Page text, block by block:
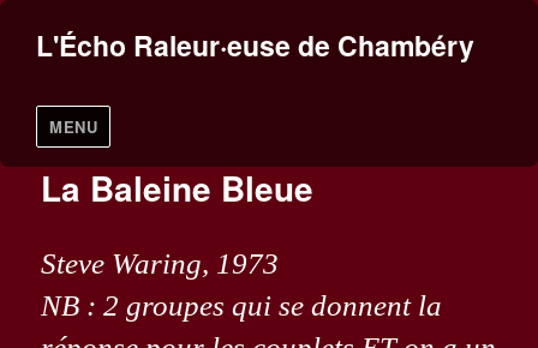
L'Écho Raleur·euse de Chambéry
MENU
La Baleine Bleue
Steve Waring, 1973
NB : 2 groupes qui se donnent la